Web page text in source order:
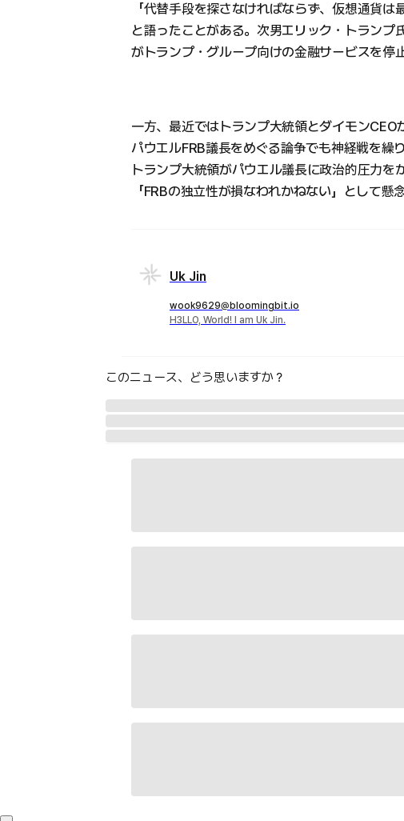
「代替手段を探さなければならず、仮想通貨は
と語ったことがある。次男エリック・トランプ
がトランプ・グループ向けの金融サービスを停
一方、最近ではトランプ大統領とダイモンCEO
パウエルFRB議長をめぐる論争でも神経戦を繰
トランプ大統領がパウエル議長に政治的圧力を
「FRBの独立性が損なわれかねない」として懸
Uk Jin
wook9629@bloomingbit.io
H3LLO, World! I am Uk Jin.
このニュース、どう思いますか？